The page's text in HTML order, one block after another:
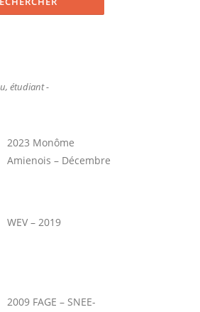
étudiant -
2023 Monôme
Amienois – Décembre
WEV – 2019
2009 FAGE – SNEE-